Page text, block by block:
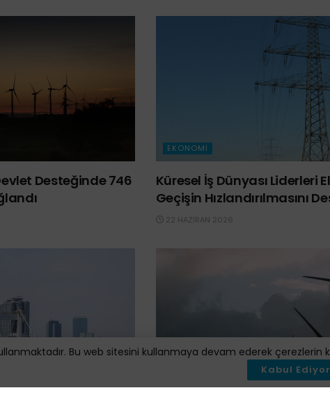
Desteğinde 746
EKONOMI
Küresel İş Dünyası Liderleri
Geçişin Hızlandırılmasını
22 HAZIRAN 2026
Bu web sitesini kullanmaya devam ederek çerezlerin
Kabul